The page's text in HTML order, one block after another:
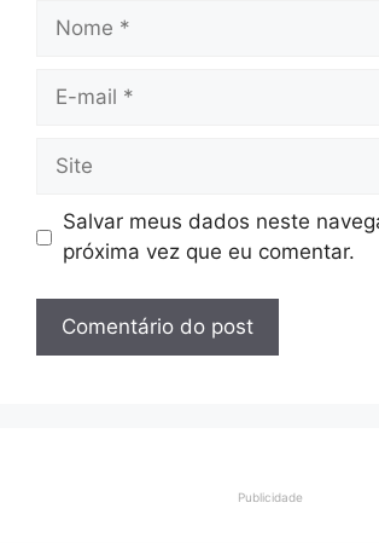
Nome
Site
Salvar meus dados neste
próxima vez que eu comentar.
Publicidade